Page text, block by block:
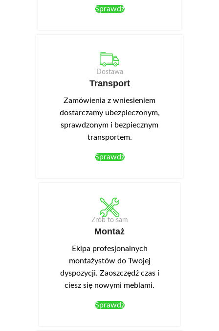
oświetlenie LED-NEO-13 w
kolorze białym zimnym, które
Sprawdź
Dostawa
Transport
Zamówienia z wniesieniem
dostarczamy ubezpieczonym,
sprawdzonym i bezpiecznym
transportem.
Sprawdź
Zrób to sam
Montaż
Ekipa profesjonalnych
montażystów do Twojej
dyspozycji. Zaoszczędź czas i
ciesz się nowymi meblami.
Sprawdź